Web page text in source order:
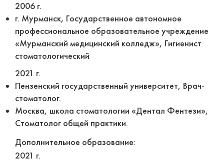
2006 г.
г. Мурманск, Государственное автономное
профессиональное образовательное учреждение
«Мурманский медицинский колледж», Гигиенист
стоматологический
2021 г.
Пензенский государственный университет, Врач-
стоматолог.
Москва, школа стоматологии «Дентал Фентези»,
Стоматолог общей практики.
Дополнительное образование:
2021 г.